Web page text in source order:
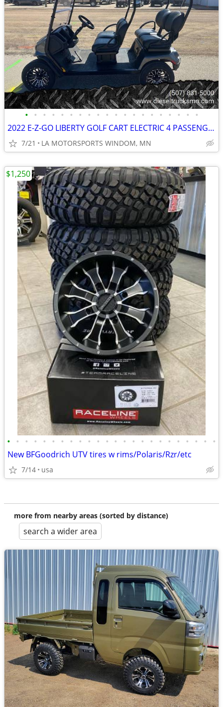
• • • • • • • • • • • • • • • • • • • •
2022 E-Z-GO LIBERTY GOLF CART ELECTRIC 4 PASSENGER
7/21 LA MOTORSPORTS WINDOM, MN
• • • • • • • • • • • • • • • • • • • • • • • •
New BFGoodrich UTV tires w rims/Polaris/Rzr/etc
7/14 usa
$1,250
more from nearby areas (sorted by distance)
search a wider area